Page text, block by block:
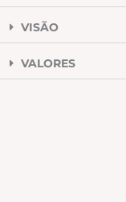
VISÃO
VALORES